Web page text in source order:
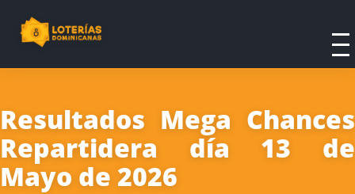
Resultados Mega Chances
Repartidera día 13 de
Mayo de 2026